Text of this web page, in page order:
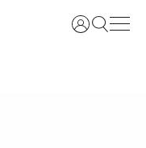
Identifikohu